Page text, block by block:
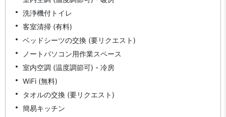
洗浄機付トイレ
客室清掃 (有料)
ベッドシーツの交換 (要リクエスト)
ノートパソコン用作業スペース
室内空調 (温度調節可) - 冷房
WiFi (無料)
タオルの交換 (要リクエスト)
簡易キッチン